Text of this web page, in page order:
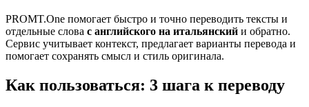
PROMT.One помогает быстро и точно переводить тексты и
отдельные слова с английского на итальянский и обратно.
Сервис учитывает контекст, предлагает варианты перевода и
помогает сохранять смысл и стиль оригинала.
Как пользоваться: 3 шага к переводу